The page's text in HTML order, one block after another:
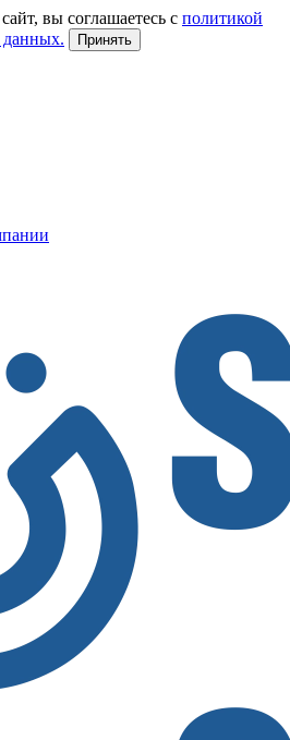
вы соглашаетесь с политикой
данных.
Принять